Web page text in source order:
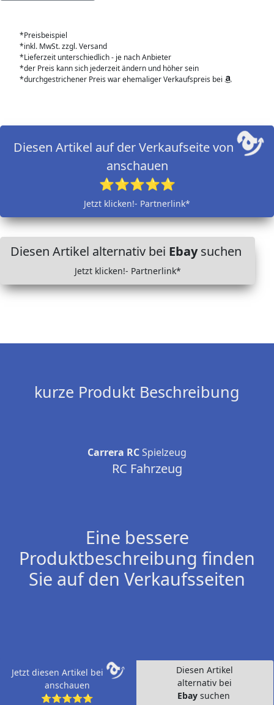
*Preisbeispiel
*inkl. MwSt. zzgl. Versand
*Lieferzeit unterschiedlich - je nach Anbieter
*der Preis kann sich jederzeit ändern und höher sein
*durchgestrichener Preis war ehemaliger Verkaufspreis bei
Diesen Artikel auf der Verkaufseite von
anschauen
⭐⭐⭐⭐⭐
Jetzt klicken!- Partnerlink*
Diesen Artikel alternativ bei Ebaysuchen
Jetzt klicken!- Partnerlink*
kurze Produkt Beschreibung
Carrera RCSpielzeug
RC Fahrzeug
Eine bessere
Produktbeschreibung finden
Sie auf den Verkaufsseiten
Jetzt diesen Artikel bei
anschauen
⭐⭐⭐⭐⭐
Diesen Artikel
alternativ bei
Ebay suchen